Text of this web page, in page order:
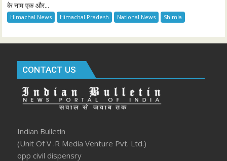
के नाम एक और...
Himachal News Himachal Pradesh National News Shimla
CONTACT US
Indian Bulletin
(Unit Of V .R Media Venture Pvt. Ltd.)
opp civil dispensry